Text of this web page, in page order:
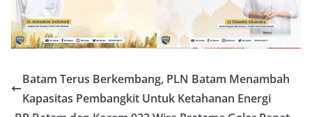
Batam Terus Berkembang, PLN Batam Menambah
Kapasitas Pembangkit Untuk Ketahanan Energi